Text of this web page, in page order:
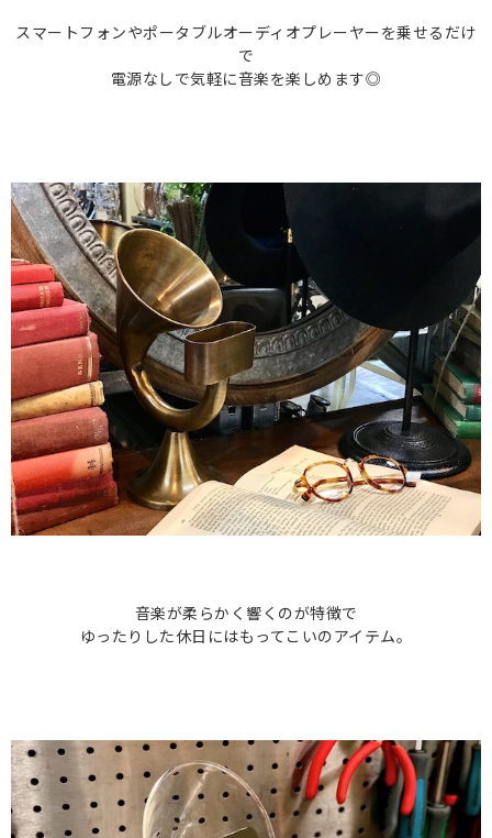
スマートフォンやポータブルオーディオプレーヤーを乗せるだけ
で
電源なしで気軽に音楽を楽しめます◎
音楽が柔らかく響くのが特徴で
ゆったりした休日にはもってこいのアイテム。